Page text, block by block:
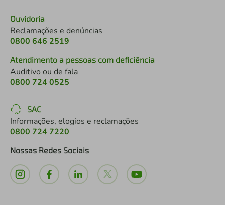
Ouvidoria
Reclamações e denúncias
0800 646 2519
Atendimento a pessoas com deficiência
Auditivo ou de fala
0800 724 0525
SAC
Informações, elogios e reclamações
0800 724 7220
Nossas Redes Sociais